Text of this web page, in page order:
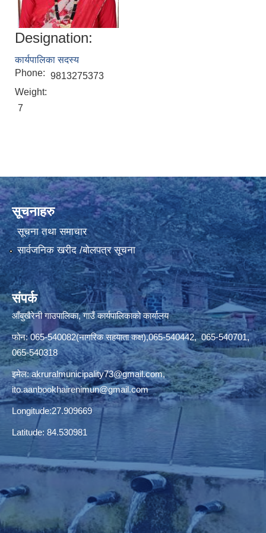
Designation:
कार्यपालिका सदस्य
Phone: 9813275373
Weight:
7
सूचनाहरु
सूचना तथा समाचार
सार्वजनिक खरीद /बोलपत्र सूचना
संपर्क
आँबुखैरेनी गाउपालिका, गाउँ कार्यपालिकाको कार्यालय
फोन: 065-540082(नागरिक सहयाता कक्ष),065-540442, 065-540701,
065-540318
इमेल:akruralmunicipality73@gmail.com,
ito.aanbookhairenimun@gmail.com
Longitude:27.909669
Latitude: 84.530981